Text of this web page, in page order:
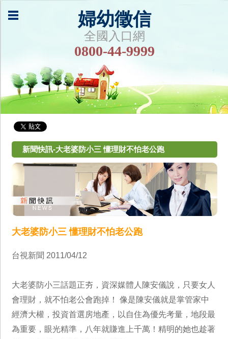
婦幼徵信
全國入口網
0800-44-9999
新聞快訊-大老婆防小三 懂理財不怕老公跑
大老婆防小三 懂理財不怕老公跑
台視新聞 2011/04/12
大老婆防小三話題正夯，資深媒體人陳安儀說，只要女人
會理財，就不怕老公會跑掉！ 像是陳安儀就是掌管家中
經濟大權，投資首選房地產，以自住為優先考量，地段最
為重要，眼光精準，八年就賺進上千萬！精明的她也趁著